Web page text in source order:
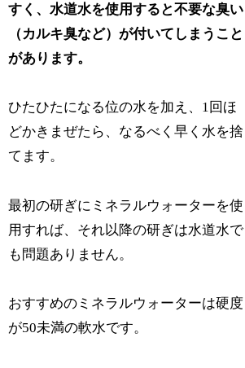
すく、水道水を使用すると不要な臭い
（カルキ臭など）が付いてしまうこと
があります。
ひたひたになる位の水を加え、1回ほ
どかきまぜたら、なるべく早く水を捨
てます。
最初の研ぎにミネラルウォーターを使
用すれば、それ以降の研ぎは水道水で
も問題ありません。
おすすめのミネラルウォーターは硬度
が50未満の軟水です。